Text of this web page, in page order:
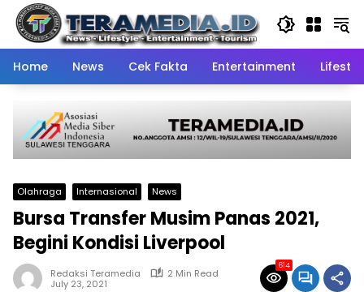
Skip
content
Home
News Cek Fakta Entertainment
Olahraga Internasional News
Bursa Transfer Musim Panas 2021,
Begini Kondisi Liverpool
Redaksi Teramedia
2 Min Read
July 23, 2021
614